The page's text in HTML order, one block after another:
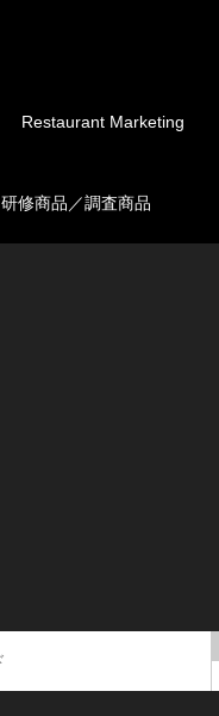
Restaurant Marketing
研修商品／調査商品